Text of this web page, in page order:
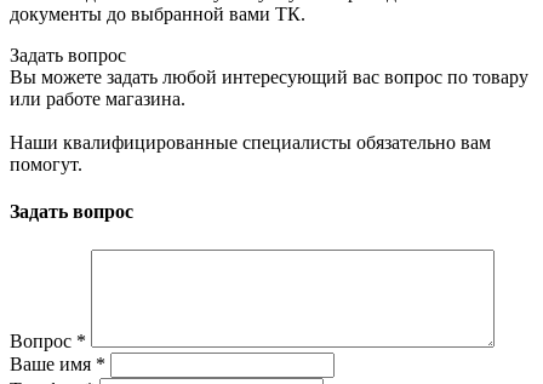
документы до выбранной вами ТК.
Задать вопрос
Вы можете задать любой интересующий вас вопрос по товару
или работе магазина.
Наши квалифицированные специалисты обязательно вам
помогут.
Задать вопрос
Вопрос *
Ваше имя *